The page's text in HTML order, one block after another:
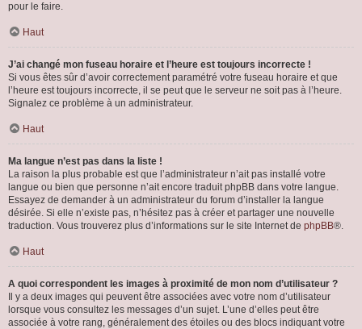
pour le faire.
Haut
J’ai changé mon fuseau horaire et l’heure est toujours incorrecte !
Si vous êtes sûr d’avoir correctement paramétré votre fuseau horaire et que
l’heure est toujours incorrecte, il se peut que le serveur ne soit pas à l’heure.
Signalez ce problème à un administrateur.
Haut
Ma langue n’est pas dans la liste !
La raison la plus probable est que l’administrateur n’ait pas installé votre
langue ou bien que personne n’ait encore traduit phpBB dans votre langue.
Essayez de demander à un administrateur du forum d’installer la langue
désirée. Si elle n’existe pas, n’hésitez pas à créer et partager une nouvelle
traduction. Vous trouverez plus d’informations sur le site Internet de phpBB®.
Haut
A quoi correspondent les images à proximité de mon nom d’utilisateur ?
Il y a deux images qui peuvent être associées avec votre nom d’utilisateur
lorsque vous consultez les messages d’un sujet. L’une d’elles peut être
associée à votre rang, généralement des étoiles ou des blocs indiquant votre